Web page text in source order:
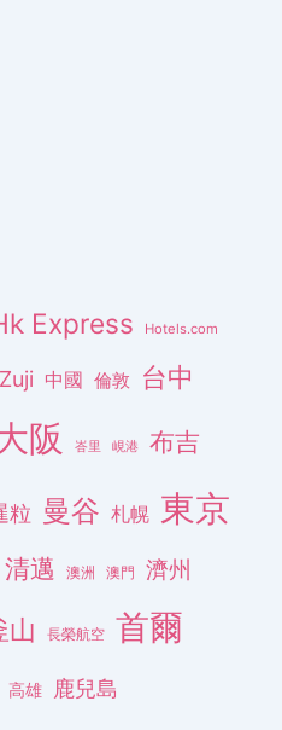
Express Hotels.com
Zuji 中國 倫敦 台中
阪 峇里 峴港 布吉
粒 曼谷 札幌 東京
清邁 澳洲 澳門 濟州
山 長榮航空 首爾
高雄 鹿兒島